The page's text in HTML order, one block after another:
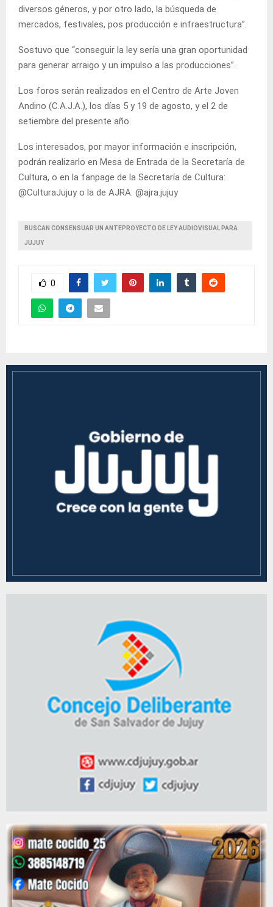
diversos géneros, y por otro lado, la búsqueda de
mercados, festivales, pos producción e infraestructura”.
Sostuvo que “conseguir la ley sería una gran oportunidad
para generar arraigo y un impulso a las producciones”.
Los foros serán realizados en el Centro de Arte Joven
Andino (C.A.J.A.), los días 5 y 19 de agosto, y el 2 de
setiembre del presente año.
Los interesados, por mayor información e inscripción,
podrán realizarlo en Mesa de Entrada de la Secretaría de
Cultura, o en la fanpage de la Secretaría de Cultura:
@CulturaJujuy o la de AJRA: @ajra.jujuy
BUSCAN CONSENSUAR UN ANTEPROYECTO DE LEY AUDIOVISUAL PARA
JUJUY
0